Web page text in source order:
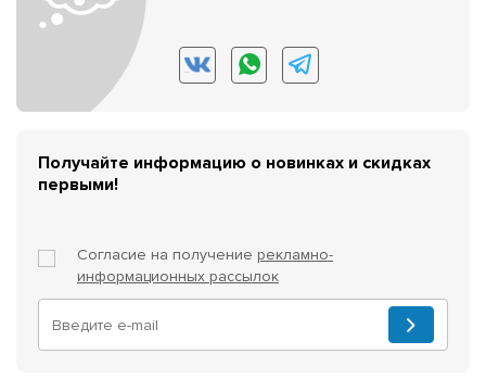
Получайте информацию о новинках и скидках
первыми!
Согласие на получение рекламно-
информационных рассылок